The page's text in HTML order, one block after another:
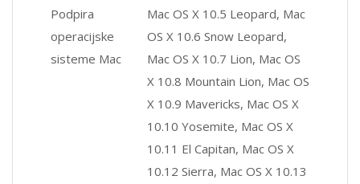
Podpira
operacijske
sisteme Mac
Mac OS X 10.5 Leopard, Mac
OS X 10.6 Snow Leopard,
Mac OS X 10.7 Lion, Mac OS
X 10.8 Mountain Lion, Mac OS
X 10.9 Mavericks, Mac OS X
10.10 Yosemite, Mac OS X
10.11 El Capitan, Mac OS X
10.12 Sierra, Mac OS X 10.13